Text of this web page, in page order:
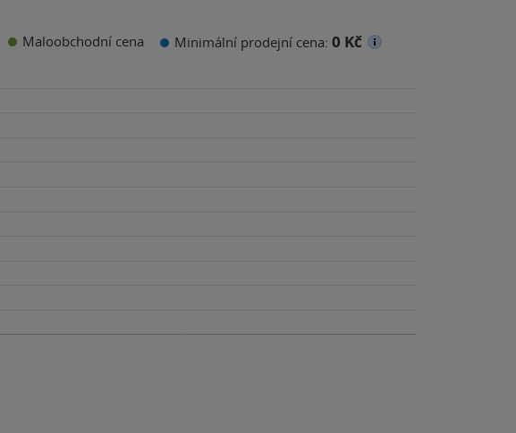
Maloobchodní cena Minimální prodejní cena: 0 Kč